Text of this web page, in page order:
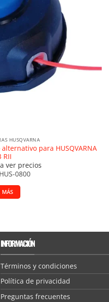
HUSQVARNA
para HUSQVARNA
RII
ver precios
0800
MÁS
INFORMACIÓN
Términos y condiciones
Política de privacidad
Preguntas frecuentes